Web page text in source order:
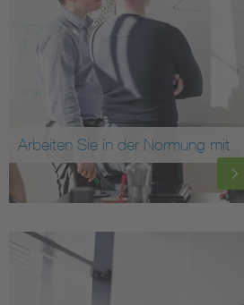
Arbeiten Sie in der Normung mit